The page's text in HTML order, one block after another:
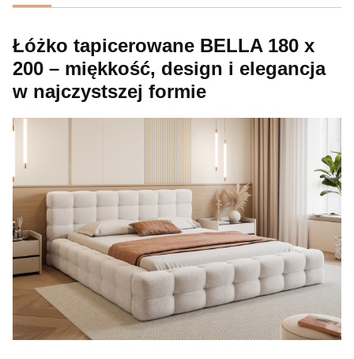
Łóżko tapicerowane BELLA 180 x
200 – miękkość, design i elegancja
w najczystszej formie